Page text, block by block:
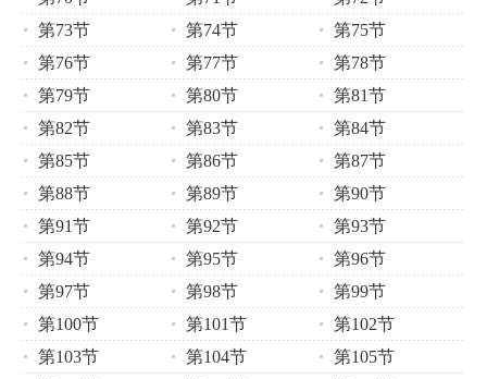
第73节
第74节
第75节
第76节
第77节
第78节
第79节
第80节
第81节
第82节
第83节
第84节
第85节
第86节
第87节
第88节
第89节
第90节
第91节
第92节
第93节
第94节
第95节
第96节
第97节
第98节
第99节
第100节
第101节
第102节
第103节
第104节
第105节